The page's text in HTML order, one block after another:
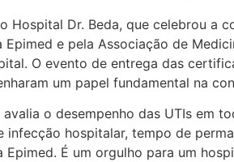
Dr. Beda, que celebrou a
e pela Associação de
O evento de entrega das
um papel fundamental na
o desempenho das UTIs em
hospitalar, tempo de
É um orgulho para um